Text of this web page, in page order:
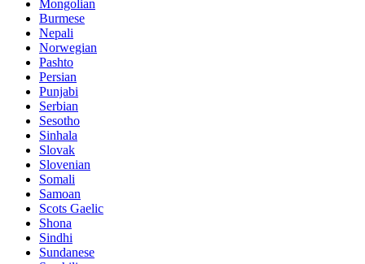
Mongolian
Burmese
Nepali
Norwegian
Pashto
Persian
Punjabi
Serbian
Sesotho
Sinhala
Slovak
Slovenian
Somali
Samoan
Scots Gaelic
Shona
Sindhi
Sundanese